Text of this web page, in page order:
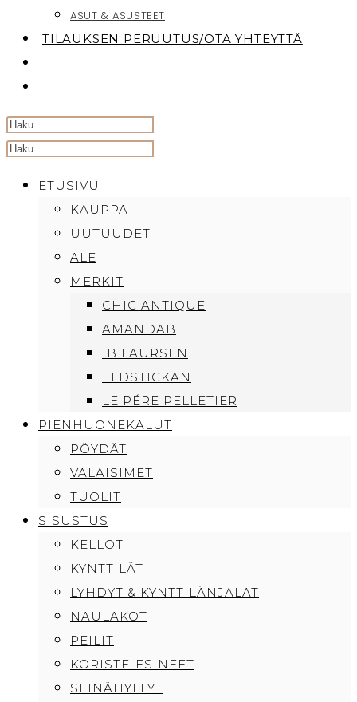
ASUT & ASUSTEET
TILAUKSEN PERUUTUS/OTA YHTEYTTÄ
Search
websiteETUSIVU
KAUPPA
UUTUUDET
ALE
MERKIT
CHIC ANTIQUE
AMANDAB
IB LAURSEN
ELDSTICKAN
LE PÉRE PELLETIER
PIENHUONEKALUT
PÖYDÄT
VALAISIMET
TUOLIT
SISUSTUS
KELLOT
KYNTTILÄT
LYHDYT & KYNTTILÄNJALAT
NAULAKOT
PEILIT
KORISTE-ESINEET
SEINÄHYLLYT